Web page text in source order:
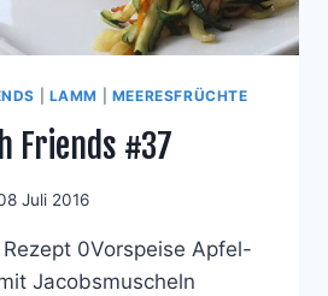
LAMM MEERESFRÜCHTE
Friends #37
Juli 2016
0Vorspeise Apfel-
Jacobsmuscheln